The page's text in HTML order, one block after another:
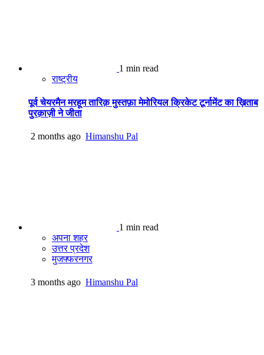
1 min read
राष्ट्रीय
पूर्व चेयरमैन मरहूम तारिक़ मुस्तफ़ा मेमोरियल क्रिकेट टूर्नामेंट का ख़िताब
पुरक़ाज़ी ने जीता
2 months ago Himanshu Pal
1 min read
अपना शहर
उत्तर प्रदेश
मुजफ्फरनगर
3 months ago Himanshu Pal